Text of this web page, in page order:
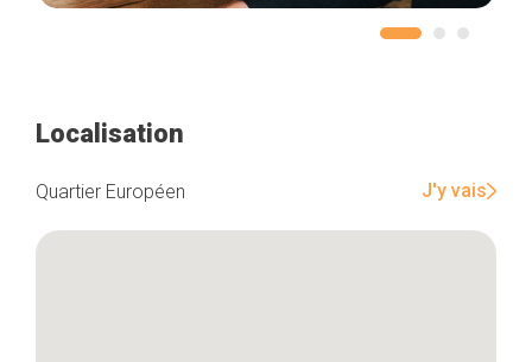
Localisation
Quartier Européen J'y vais